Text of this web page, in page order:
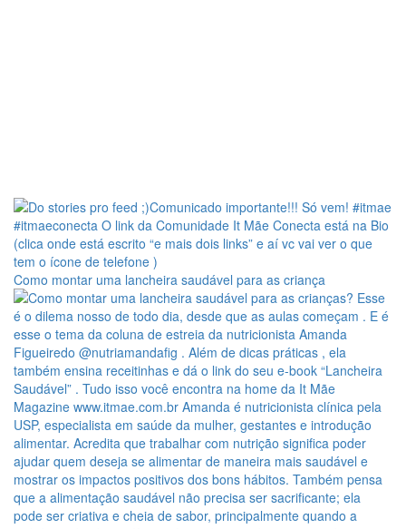
Como montar uma lancheira saudável para as criança